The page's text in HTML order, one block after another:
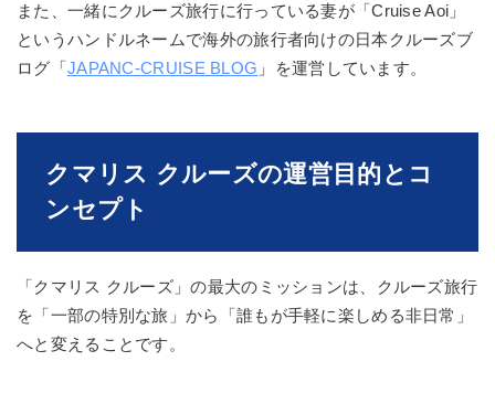
また、一緒にクルーズ旅行に行っている妻が「Cruise Aoi」
というハンドルネームで海外の旅行者向けの日本クルーズブ
ログ「JAPANC-CRUISE BLOG 」を運営しています。
クマリス クルーズの運営目的とコ
ンセプト
「クマリス クルーズ」の最大のミッションは、クルーズ旅行
を「一部の特別な旅」から「誰もが手軽に楽しめる非日常」
へと変えることです。